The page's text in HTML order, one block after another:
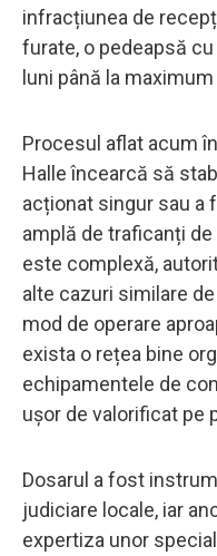
infracțiunea de
furate, o pedeapsă
luni până la maximum
Procesul aflat acum
Halle încearcă să
acționat singur sau a
amplă de traficanți
este complexă,
alte cazuri similare
mod de operare
exista o rețea bine
echipamentele de
ușor de valorificat pe
Dosarul a fost
judiciare locale, iar
expertiza unor